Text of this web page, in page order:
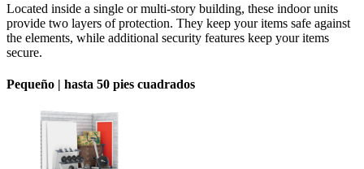
Located inside a single or multi-story building, these indoor units
provide two layers of protection. They keep your items safe against
the elements, while additional security features keep your items
secure.
Pequeño | hasta 50 pies cuadrados